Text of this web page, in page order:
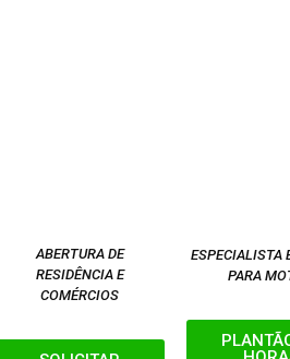
ABERTURA DE
RESIDÊNCIA E
COMÉRCIOS
ESPECIALISTA
PARA